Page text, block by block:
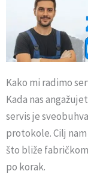
Kako mi radimo
Kada nas
servis je
protokole. Cilj
što bliže
po korak.